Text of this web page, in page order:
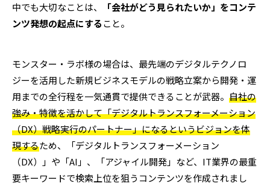
中でも大切なことは、
「会社がどう見られたいか」をコンテ
ンツ発想の起点にすること。
モンスター・ラボ様の場合は、最先端のデジタルテクノロ
ジーを活用した新規ビジネスモデルの戦略立案から開発・運
用までの全行程を一気通貫で提供できることが武器。 自社の
強み・特徴を活かして「デジタルトランスフォーメーション
（DX）戦略実行のパートナー」になるというビジョンを体
現するため、「デジタルトランスフォーメーション
（DX）」や「AI」、「アジャイル開発」など、IT業界の最重
要キーワードで検索上位を狙うコンテンツを作成されまし